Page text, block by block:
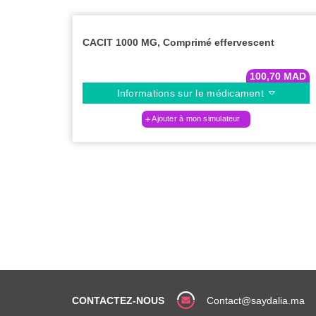
CACIT 1000 MG, Comprimé effervescent
100,70 MAD
Informations sur le médicament
Ajouter à mon simulateur
CONTACTEZ-NOUS Contact@saydalia.ma